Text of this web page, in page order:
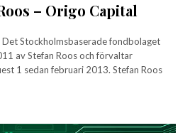
– Origo Capital
Stockholmsbaserade fondbolaget
av Stefan Roos och förvaltar
februari 2013. Stefan Roos